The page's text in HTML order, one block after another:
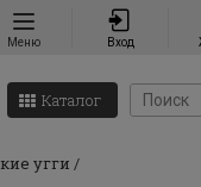
Навигация
Меню Вход
Каталог
угги